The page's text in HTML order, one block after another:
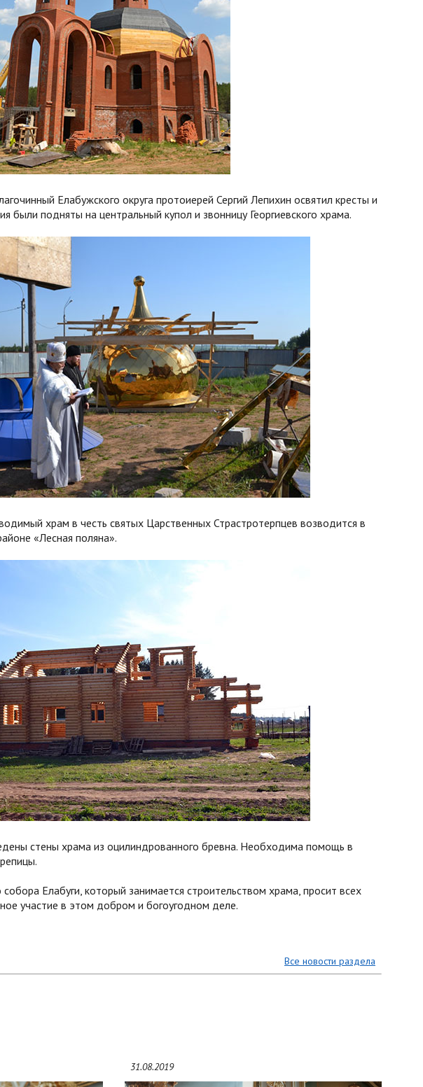
Елабужского округа протоиерей Сергий Лепихин освятил кресты и
были подняты на центральный купол и звонницу Георгиевского храма.
храм в честь святых Царственных Страстротерпцев возводится в
«Лесная поляна».
стены храма из оцилиндрованного бревна. Необходима помощь в
Елабуги, который занимается строительством храма, просит всех
участие в этом добром и богоугодном деле.
Все новости раздела
31.08.2019